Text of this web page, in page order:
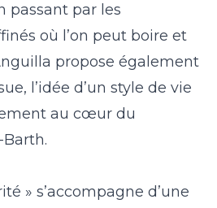
passant par les
où l’on peut boire et
propose également
, l’idée d’un style de vie
au cœur du
» s’accompagne d’une